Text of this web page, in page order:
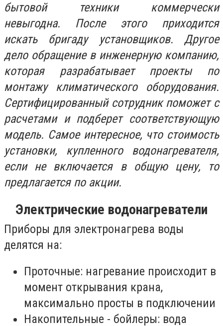
бытовой техники коммерчески
невыгодна. После этого приходится
искать бригаду установщиков. Другое
дело обращение в инженерную компанию,
которая разрабатывает проекты по
монтажу климатического оборудования.
Сертифицированный сотрудник поможет с
расчетами и подберет соответствующую
модель. Самое интересное, что стоимость
установки, купленного водонагревателя,
если не включается в общую цену, то
предлагается по акции.
Электрические водонагреватели
Приборы для электронагрева воды
делятся на:
Проточные: нагревание происходит в
момент открывания крана,
максимально просты в подключении
Накопительные - бойлеры: вода